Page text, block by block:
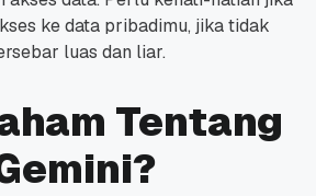
ke data pribadimu, jika tidak
luas dan liar.
Tentang